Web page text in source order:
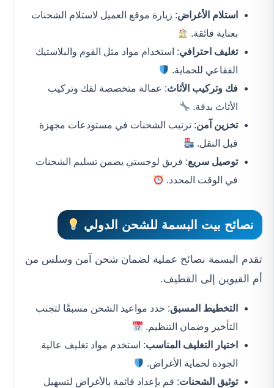
استلام الأغراض: زيارة موقع العميل لاستلام الشحنات
بعناية فائقة.
تغليف احترافي: استخدام مواد مثل الفوم والبلاستيك
الفقاعي للحماية.
فك وتركيب الأثاث: عمالة متخصصة لفك وتركيب
الأثاث بدقة.
تخزين آمن: ترتيب الشحنات في مستودعات مجهزة
قبل النقل.
توصيل سريع: فريق لوجستي يضمن تسليم الشحنات
في الوقت المحدد.
نصائح بيت البسمة للشحن الدولي
تقدم البسمة نصائح عملية لضمان شحن آمن وسلس من
أم القيوين إلى القطيف.
التخطيط المسبق: حدد مواعيد الشحن مسبقًا لتجنب
التأخير وضمان التنظيم.
اختيار التغليف المناسب: استخدم مواد تغليف عالية
الجودة لحماية الأغراض.
توثيق الشحنات: قم بإعداد قائمة بالأغراض لتسهيل